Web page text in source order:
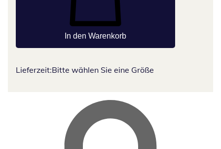
In den Warenkorb
Lieferzeit:Bitte wählen Sie eine Größe